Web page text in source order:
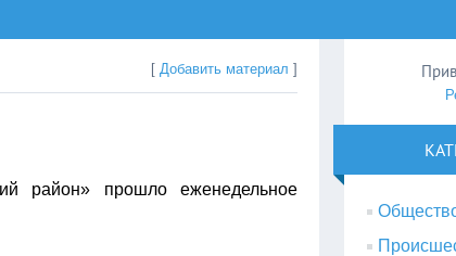
[Добавить материал ]
район» прошло еженедельное